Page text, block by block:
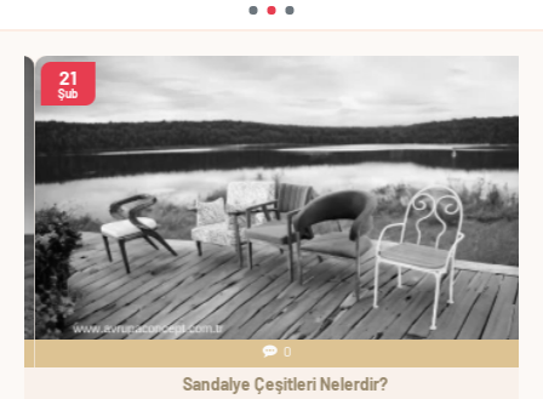
21
Şub
0
Sandalye Çeşitleri Nelerdir?